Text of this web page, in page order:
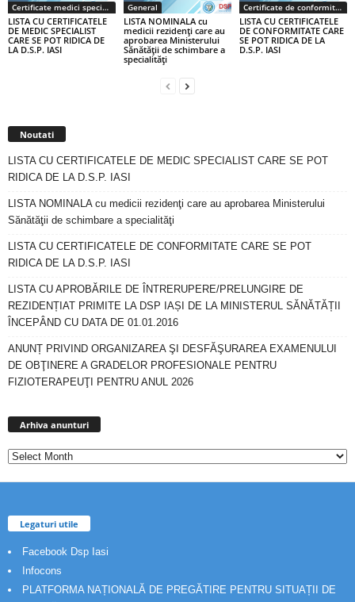
Certificate medici specialiști / primari
LISTA CU CERTIFICATELE
DE MEDIC SPECIALIST
CARE SE POT RIDICA DE
LA D.S.P. IASI
General
LISTA NOMINALA cu
medicii rezidenţi care au
aprobarea Ministerului
Sănătăţii de schimbare a
specialităţi
Certificate de conformitate
LISTA CU CERTIFICATELE
DE CONFORMITATE CARE
SE POT RIDICA DE LA
D.S.P. IASI
Noutati
LISTA CU CERTIFICATELE DE MEDIC SPECIALIST CARE SE POT
RIDICA DE LA D.S.P. IASI
LISTA NOMINALA cu medicii rezidenţi care au aprobarea Ministerului
Sănătăţii de schimbare a specialităţi
LISTA CU CERTIFICATELE DE CONFORMITATE CARE SE POT
RIDICA DE LA D.S.P. IASI
LISTA CU APROBĂRILE DE ÎNTRERUPERE/PRELUNGIRE DE
REZIDENȚIAT PRIMITE LA DSP IAȘI DE LA MINISTERUL SĂNĂTĂȚII
ÎNCEPÂND CU DATA DE 01.01.2016
ANUNȚ PRIVIND ORGANIZAREA ŞI DESFĂŞURAREA EXAMENULUI
DE OBŢINERE A GRADELOR PROFESIONALE PENTRU
FIZIOTERAPEUŢI PENTRU ANUL 2026
Arhiva anunturi
Legaturi utile
Facebook Dsp Iasi
Infocons
PLATFORMA NAȚIONALĂ DE PREGĂTIRE PENTRU SITUAȚII DE